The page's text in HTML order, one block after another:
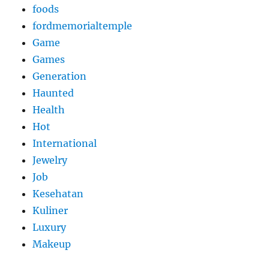
foods
fordmemorialtemple
Game
Games
Generation
Haunted
Health
Hot
International
Jewelry
Job
Kesehatan
Kuliner
Luxury
Makeup